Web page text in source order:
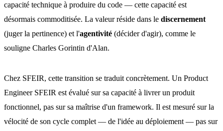
capacité technique à produire du code — cette capacité est
désormais commoditisée. La valeur réside dans le discernement
(juger la pertinence) et l'agentivité (décider d'agir), comme le
souligne Charles Gorintin d'Alan.
Chez SFEIR, cette transition se traduit concrètement. Un Product
Engineer SFEIR est évalué sur sa capacité à livrer un produit
fonctionnel, pas sur sa maîtrise d'un framework. Il est mesuré sur la
vélocité de son cycle complet — de l'idée au déploiement — pas sur